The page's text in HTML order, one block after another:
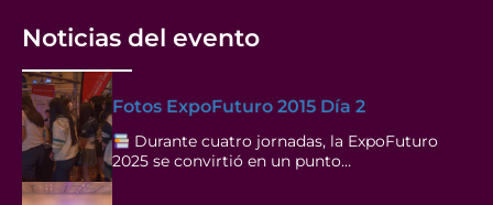
Noticias del evento
Fotos ExpoFuturo 2015 Día 2
Durante cuatro jornadas, la ExpoFuturo
2025 se convirtió en un punto…